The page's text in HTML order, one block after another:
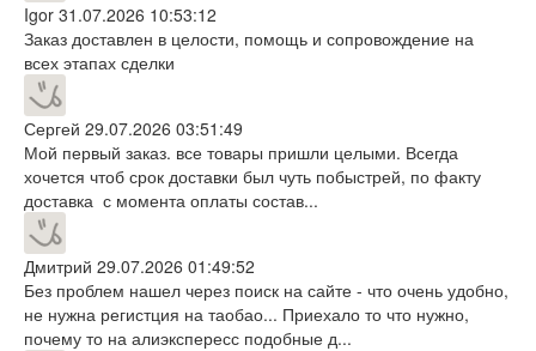
Igor 31.07.2026 10:53:12
Заказ доставлен в целости, помощь и сопровождение на
всех этапах сделки
Сергей 29.07.2026 03:51:49
Мой первый заказ. все товары пришли целыми. Всегда
хочется чтоб срок доставки был чуть побыстрей, по факту
доставка с момента оплаты состав...
Дмитрий 29.07.2026 01:49:52
Без проблем нашел через поиск на сайте - что очень удобно,
не нужна регистция на таобао... Приехало то что нужно,
почему то на алиэкспересс подобные д...